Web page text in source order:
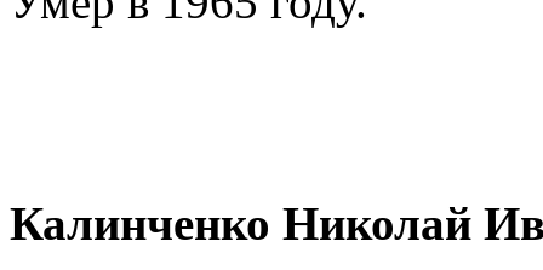
Калинченко Николай